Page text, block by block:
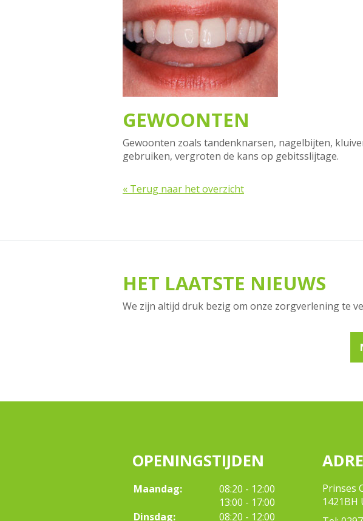
GEWOONTEN
Gewoonten zoals tandenknarsen, nagelbijten,
gebruiken, vergroten de kans op gebitsslijtage.
« Terug naar het overzicht
HET LAATSTE NIEUWS
We zijn altijd druk bezig om onze zorgverlening te
OPENINGSTIJDEN
Maandag: 08:20 tot
- 12:00
13:00 tot
- 17:00
Dinsdag:
08:20 tot
- 12:00
Prinses